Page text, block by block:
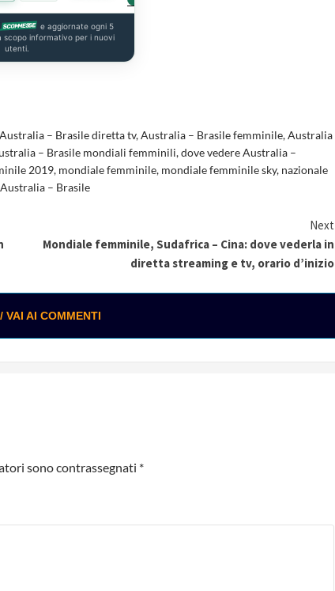
e aggiornate ogni 5
scopo informativo per i nuovi
utenti.
Australia – Brasile diretta tv,Australia – Brasile femminile,Australia
– Brasile mondiali femminili,dove vedere Australia –
2019, mondiale femminile, mondiale femminile sky, nazionale
– Brasile
Next
Mondiale femminile, Sudafrica – Cina: dove vederla in
diretta streaming e tv, orario d’inizio
VAI AI COMMENTI
sono contrassegnati *